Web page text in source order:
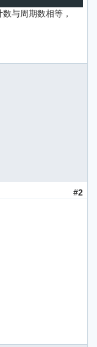
与周期数相等，
#2